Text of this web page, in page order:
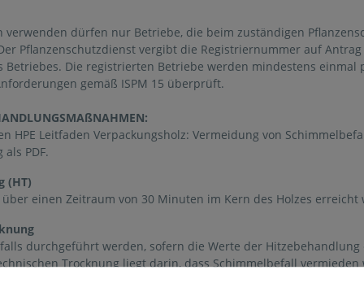
verwenden dürfen nur Betriebe, die beim zuständigen
Pflanzenschutzdienst vergibt die Registriernummer auf
Betriebes. Die registrierten Betriebe werden mindestens einmal
gemäß ISPM 15 überprüft.
HPE Leitfaden Verpackungsholz: Vermeidung von
PDF.
(HT)
über einen Zeitraum von 30 Minuten im Kern des Holzes erreicht
durchgeführt werden, sofern die Werte der
Trocknung liegt darin, dass Schimmelbefall vermieden